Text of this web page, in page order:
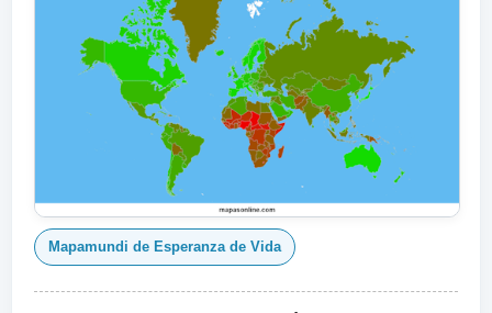
Mapamundi de Esperanza de Vida